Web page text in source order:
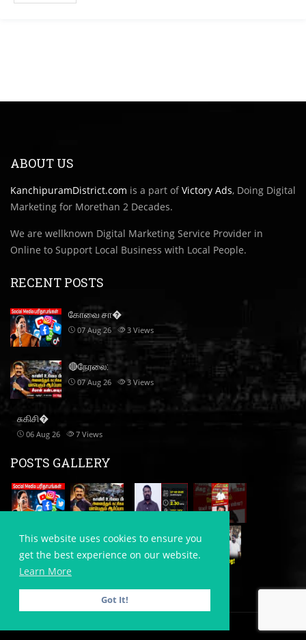
This website uses cookies to ensure you
get the best experience on our website.
Learn More
Got It!
ABOUT US
KanchipuramDistrict.com is a part ofVictory Ads, Doing Digital
Marketing for Morethan 2 Decades.
We are wellknown Digital Marketing Service Provider in
Online to Support Local Business with Local People.
RECENT POSTS
கோவை சா�
07 Aug 26 3 Views
🔴நேரலை:
07 Aug 26 3 Views
சுகிசி�
06 Aug 26 7 Views
POSTS GALLERY